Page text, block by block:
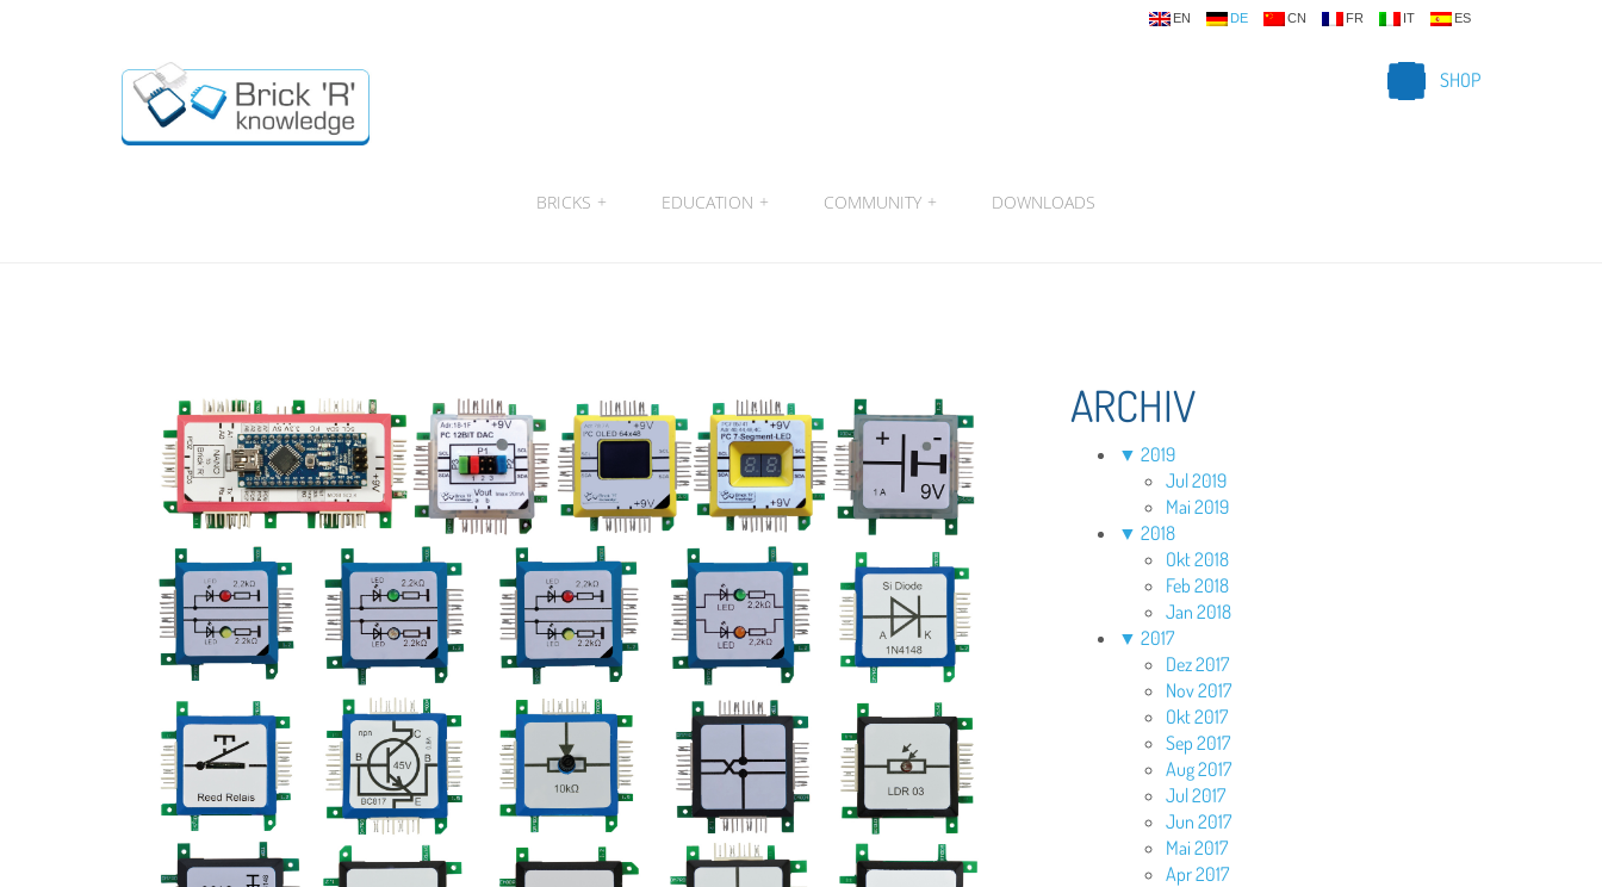
EN DE CN FR IT ES
SHOP
BRICKS + EDUCATION + COMMUNITY + DOWNLOADS
ARCHIV
▼ 2019
Jul 2019
Mai 2019
▼ 2018
Okt 2018
Feb 2018
Jan 2018
▼ 2017
Dez 2017
Nov 2017
Okt 2017
Sep 2017
Aug 2017
Jul 2017
Jun 2017
Mai 2017
Apr 2017